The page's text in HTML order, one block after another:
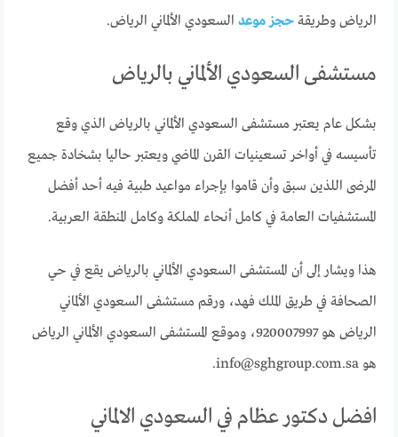
الرياض وطريقةحجز موعد السعودي الألماني الرياض.
مستشفى السعودي الألماني بالرياض
بشكل عام يعتبر مستشفى السعودي الألماني بالرياض الذي وقع
تأسيسه في أواخر تسعينيات القرن الماضي ويعتبر حاليا بشخادة جميع
المرضى اللذين سبق وأن قاموا بإجراء مواعيد طبية فيه أحد أفضل
المستشفيات العامة في كامل أنحاء المملكة وكامل المنطقة العربية.
هذا ويشار إلى أن المستشفى السعودي الألماني بالرياض يقع في حي
الصحافة في طريق الملك فهد، ورقم مستشفى السعودي الألماني
الرياض هو 920007997، وموقع المستشفى السعودي الألماني الرياض
هو info@sghgroup.com.sa.
افضل دكتور عظام في السعودي الالماني